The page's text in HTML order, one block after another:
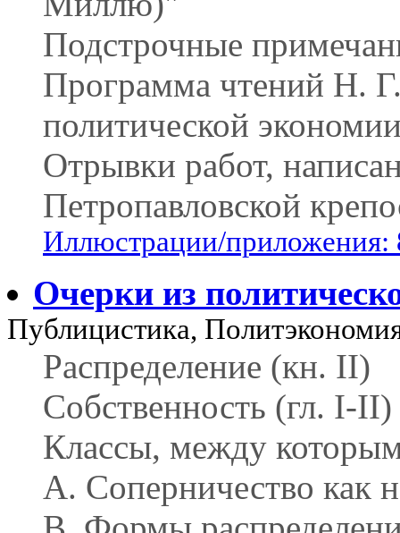
Подстрочные
Программа чтений Н.
политической
Отрывки работ,
Петропавловской
Иллюстрации/приложения:
Очерки из
Публицистика,
Распределение (кн. II)
Собственность (гл. I-II)
Классы, между
A. Соперничество как